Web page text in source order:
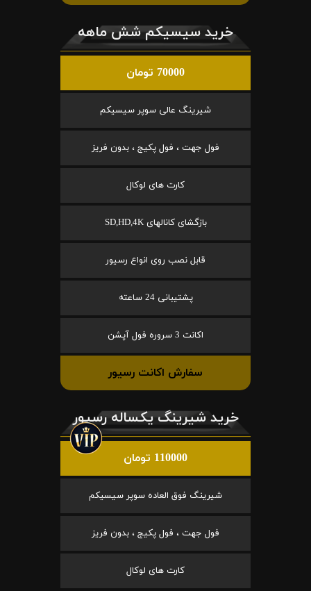
خرید سیسیکم شش ماهه
70000 تومان
شیرینگ عالی سوپر سیسیکم
فول جهت ، فول پکیج ، بدون فریز
کارت های لوکال
بازگشای کانالهای SD,HD,4K
قابل نصب روی انواع رسیور
پشتیبانی 24 ساعته
اکانت 3 سروره فول آپشن
سفارش اکانت رسیور
خرید شیرینگ یکساله رسیور
110000 تومان
شیرینگ فوق العاده سوپر سیسیکم
فول جهت ، فول پکیج ، بدون فریز
کارت های لوکال